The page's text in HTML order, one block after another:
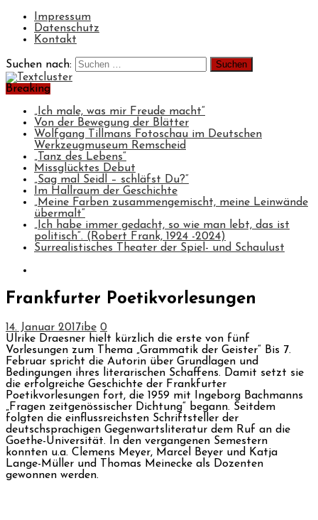
Impressum
Datenschutz
Kontakt
Suchen nach:
Breaking
„Ich male, was mir Freude macht“
Von der Bewegung der Blätter
Wolfgang Tillmans Fotoschau im Deutschen
Werkzeugmuseum Remscheid
„Tanz des Lebens“
Missglücktes Debut
„Sag mal Seidl – schläfst Du?“
Im Hallraum der Geschichte
„Meine Farben zusammengemischt, meine Leinwände
übermalt“
„Ich habe immer gedacht, so wie man lebt, das ist
politisch“. (Robert Frank, 1924 -2024)
Surrealistisches Theater der Spiel- und Schaulust
Frankfurter Poetikvorlesungen
14. Januar 2017ibe 0
Ulrike Draesner hielt kürzlich die erste von fünf
Vorlesungen zum Thema „Grammatik der Geister“ Bis 7.
Februar spricht die Autorin über Grundlagen und
Bedingungen ihres literarischen Schaffens. Damit setzt sie
die erfolgreiche Geschichte der Frankfurter
Poetikvorlesungen fort, die 1959 mit Ingeborg Bachmanns
„Fragen zeitgenössischer Dichtung“ begann. Seitdem
folgten die einflussreichsten Schriftsteller der
deutschsprachigen Gegenwartsliteratur dem Ruf an die
Goethe-Universität. In den vergangenen Semestern
konnten u.a. Clemens Meyer, Marcel Beyer und Katja
Lange-Müller und Thomas Meinecke als Dozenten
gewonnen werden.